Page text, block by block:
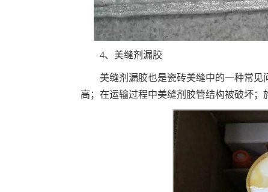
4、美缝剂漏胶
美缝剂漏胶也是瓷砖美缝中的一种常
高；在运输过程中美缝剂胶管结构被破坏；